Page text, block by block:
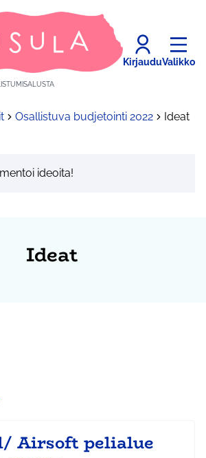
KirjauduValikko
Osallistuva budjetointi 2022 Ideat
ideoita!
Ideat
Airsoft pelialue